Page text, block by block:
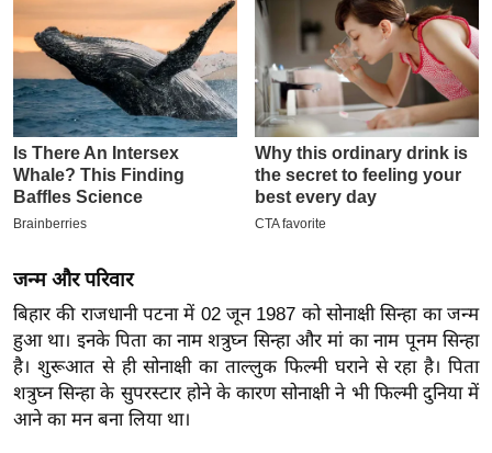
ई
-
पे
प
र
मि
सा
बे
मि
सा
ल
श
जन्म और परिवार
बिहार की राजधानी पटना में 02 जून 1987 को सोनाक्षी सिन्हा का जन्म
हुआ था। इनके पिता का नाम शत्रुघ्न सिन्हा और मां का नाम पूनम सिन्हा
है। शुरूआत से ही सोनाक्षी का ताल्लुक फिल्मी घराने से रहा है। पिता
शत्रुघ्न सिन्हा के सुपरस्टार होने के कारण सोनाक्षी ने भी फिल्मी दुनिया में
आने का मन बना लिया था।